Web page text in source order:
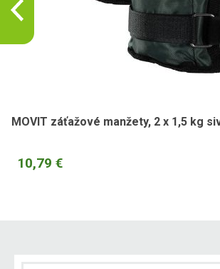
MOVIT záťažové manžety, 2 x 1,5 kg
10,79 €